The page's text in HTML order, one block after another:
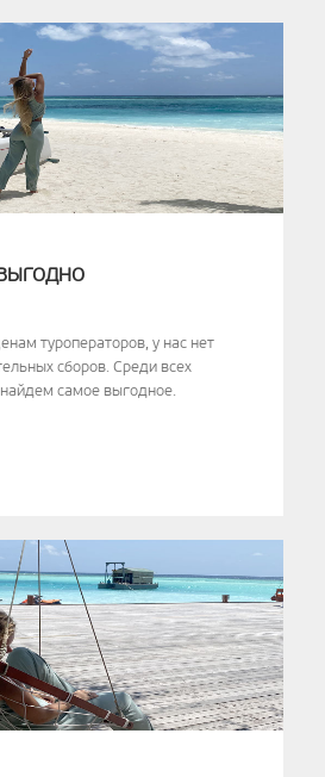
туроператоров, у нас нет
сборов. Среди всех
самое выгодное.